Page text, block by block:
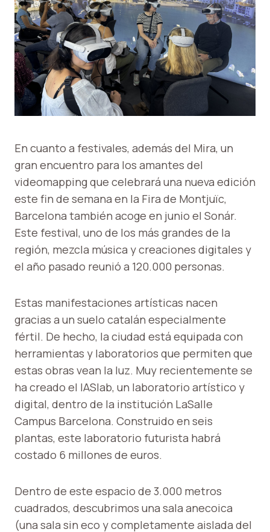
En cuanto a festivales, además del Mira, un
gran encuentro para los amantes del
videomapping que celebrará una nueva edición
este fin de semana en la Fira de Montjuïc,
Barcelona también acoge en junio el Sonár.
Este festival, uno de los más grandes de la
región, mezcla música y creaciones digitales y
el año pasado reunió a 120.000 personas.
Estas manifestaciones artísticas nacen
gracias a un suelo catalán especialmente
fértil. De hecho, la ciudad está equipada con
herramientas y laboratorios que permiten que
estas obras vean la luz. Muy recientemente se
ha creado el IASlab, un laboratorio artístico y
digital, dentro de la institución LaSalle
Campus Barcelona. Construido en seis
plantas, este laboratorio futurista habrá
costado 6 millones de euros.
Dentro de este espacio de 3.000 metros
cuadrados, descubrimos una sala anecoica
(una sala sin eco y completamente aislada del